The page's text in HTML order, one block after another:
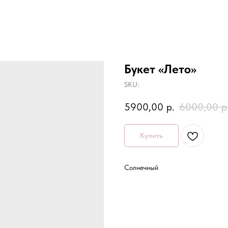
Букет «Лето»
SKU:
5900,00 р. 6000,00
Купить
Солнечный